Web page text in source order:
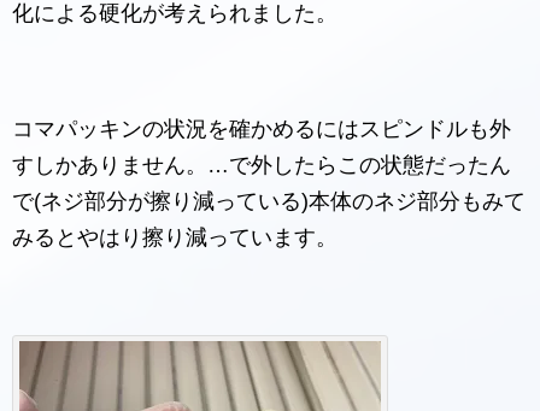
化による硬化が考えられました。
コマパッキンの状況を確かめるにはスピンドルも外
すしかありません。…で外したらこの状態だったん
で(ネジ部分が擦り減っている)本体のネジ部分もみて
みるとやはり擦り減っています。